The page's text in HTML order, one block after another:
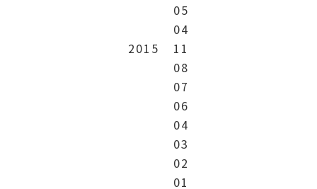
05
04
2015
11
08
07
06
04
03
02
01